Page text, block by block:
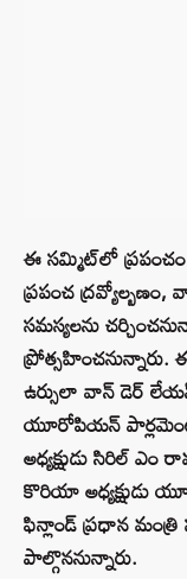
ఈ సమ్మిట్‌లో ప్రపంచం
ప్రపంచ
సమస్యలను
ఉర్సులా వాన్ డెర్
యూరోపియన్
అధ్యక్షుడు సిరిల్
కొరియా అధ్యక్షుడు
ఫిన్లాండ్ ప్రధాన
పాల్గొననున్నారు.